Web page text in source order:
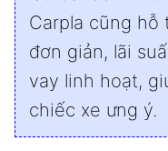
Carpla cũng
đơn giản, lãi
vay linh hoạt,
chiếc xe ưng ý.